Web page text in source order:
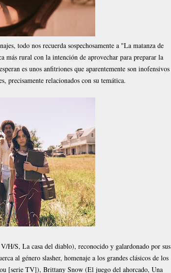
todo nos recuerda sospechosamente a "La matanza de
más rural con la intención de aprovechar para preparar la
es unos anfitriones que aparentemente son inofensivos
precisamente relacionados con su temática.
S, La casa del diablo), reconocido y galardonado por sus
al género slasher, homenaje a los grandes clásicos de los
[serie TV]), Brittany Snow (El juego del ahorcado, Una